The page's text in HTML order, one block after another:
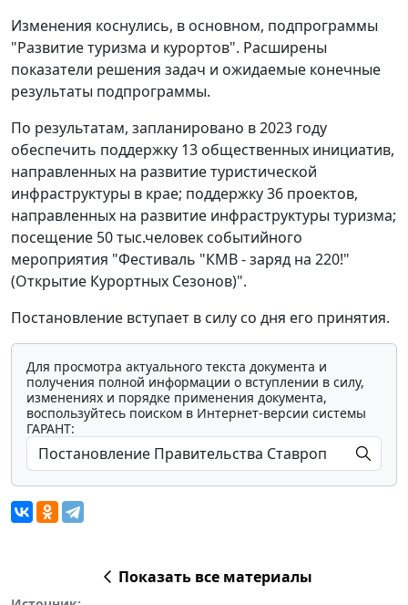
Изменения коснулись, в основном, подпрограммы
"Развитие туризма и курортов". Расширены
показатели решения задач и ожидаемые конечные
результаты подпрограммы.
По результатам, запланировано в 2023 году
обеспечить поддержку 13 общественных инициатив,
направленных на развитие туристической
инфраструктуры в крае; поддержку 36 проектов,
направленных на развитие инфраструктуры туризма;
посещение 50 тыс.человек событийного
мероприятия "Фестиваль "КМВ - заряд на 220!"
(Открытие Курортных Сезонов)".
Постановление вступает в силу со дня его принятия.
Для просмотра актуального текста документа и
получения полной информации о вступлении в силу,
изменениях и порядке применения документа,
воспользуйтесь поиском в Интернет-версии системы
ГАРАНТ:
Показать все материалы